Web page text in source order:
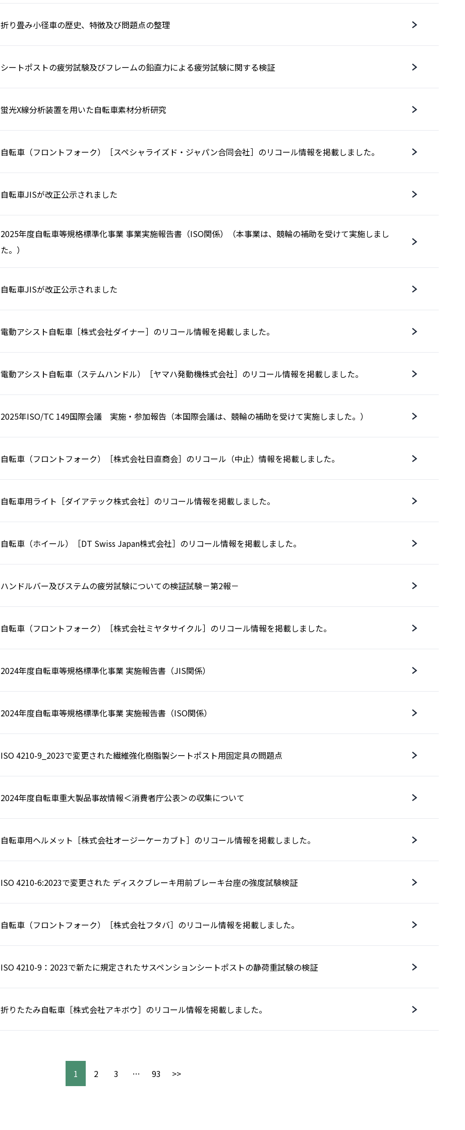
折り畳み小径車の歴史、特徴及び問題点の整理
シートポストの疲労試験及びフレームの鉛直力による疲労試験に関する検証
蛍光X線分析装置を用いた自転車素材分析研究
自転車（フロントフォーク）［スペシャライズド・ジャパン合同会社］のリコール情報を掲載しました。
自転車JISが改正公示されました
2025年度自転車等規格標準化事業 事業実施報告書（ISO関係）（本事業は、競輪の補助を受けて実施しまし
た。）
自転車JISが改正公示されました
電動アシスト自転車［株式会社ダイナー］のリコール情報を掲載しました。
電動アシスト自転車（ステムハンドル）［ヤマハ発動機株式会社］のリコール情報を掲載しました。
2025年ISO/TC 149国際会議 実施・参加報告（本国際会議は、競輪の補助を受けて実施しました。）
自転車（フロントフォーク）［株式会社日直商会］のリコール（中止）情報を掲載しました。
自転車用ライト［ダイアテック株式会社］のリコール情報を掲載しました。
自転車（ホイール）［DT Swiss Japan株式会社］のリコール情報を掲載しました。
ハンドルバー及びステムの疲労試験についての検証試験－第2報－
自転車（フロントフォーク）［株式会社ミヤタサイクル］のリコール情報を掲載しました。
2024年度自転車等規格標準化事業 実施報告書（JIS関係）
2024年度自転車等規格標準化事業 実施報告書（ISO関係）
ISO 4210-9_2023で変更された繊維強化樹脂製シートポスト用固定具の問題点
2024年度自転車重大製品事故情報＜消費者庁公表＞の収集について
自転車用ヘルメット［株式会社オージーケーカブト］のリコール情報を掲載しました。
ISO 4210-6:2023で変更された ディスクブレーキ用前ブレーキ台座の強度試験検証
自転車（フロントフォーク）［株式会社フタバ］のリコール情報を掲載しました。
ISO 4210-9：2023で新たに規定されたサスペンションシートポストの静荷重試験の検証
折りたたみ自転車［株式会社アキボウ］のリコール情報を掲載しました。
1 2 3 … 93 >>